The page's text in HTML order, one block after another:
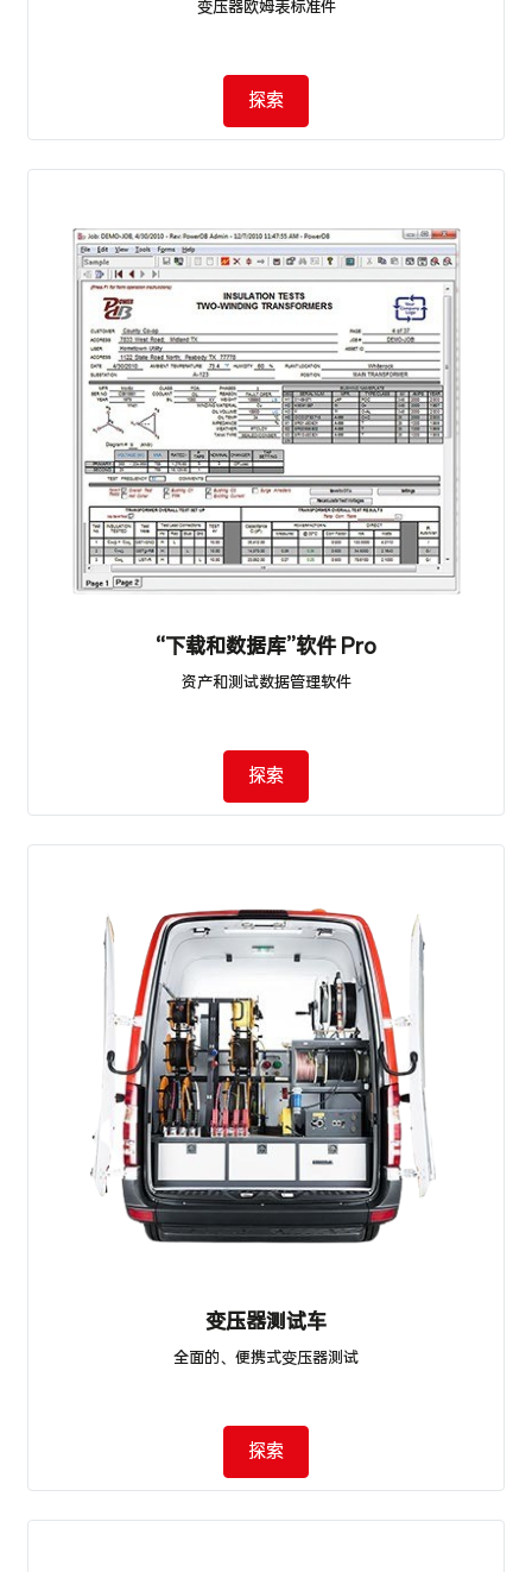
变压器欧姆表标准件
探索
“下载和数据库”软件 Pro
资产和测试数据管理软件
探索
变压器测试车
全面的、便携式变压器测试
探索